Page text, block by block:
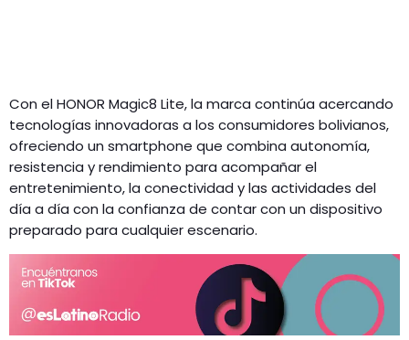
Con el HONOR Magic8 Lite, la marca continúa acercando
tecnologías innovadoras a los consumidores bolivianos,
ofreciendo un smartphone que combina autonomía,
resistencia y rendimiento para acompañar el
entretenimiento, la conectividad y las actividades del
día a día con la confianza de contar con un dispositivo
preparado para cualquier escenario.